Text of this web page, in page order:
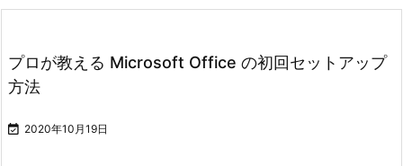
プロが教える Microsoft Office の初回セットアップ
方法
 2020年10月19日